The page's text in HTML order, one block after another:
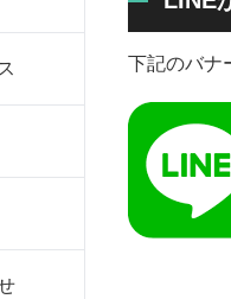
下記のバナ